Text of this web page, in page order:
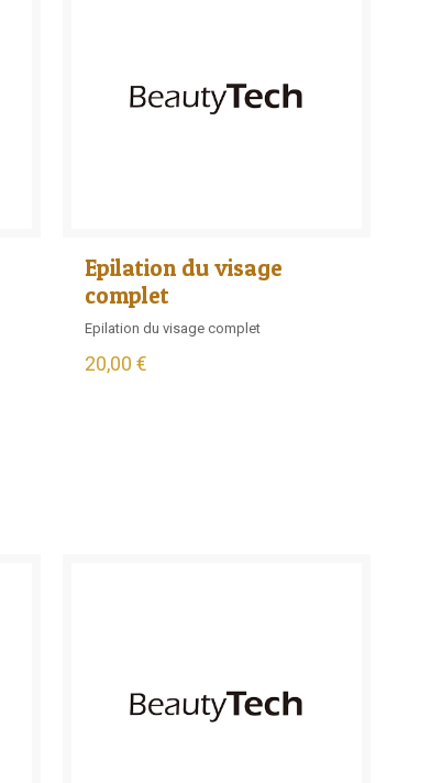
Epilation du visage
complet
Epilation du visage complet
20,00 €